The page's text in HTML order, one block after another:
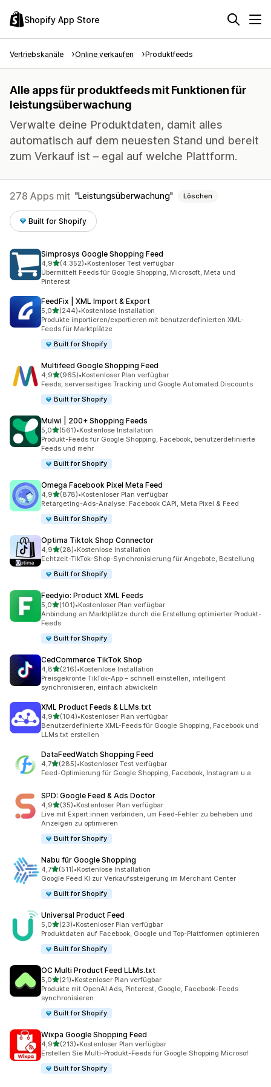
Shopify App Store
Vertriebskanäle Online verkaufen Produktfeeds
Alle apps für produktfeeds mit Funktionen für
leistungsüberwachung
Verwalte deine Produktdaten, damit alles
automatisch auf dem neuesten Stand und bereit
zum Verkauf ist – egal auf welche Plattform.
278 Apps mit Leistungsüberwachung Löschen
Built for Shopify
Simprosys Google Shopping Feed
4,9von 5 Sternen
(4.352)
4352 Rezensionen insgesamt
•Kostenloser Test verfügbar
Übermittelt Feeds für Google Shopping, Microsoft, Meta und
Pinterest
FeedFix | XML Import & Export
5,0von 5 Sternen
(244)
244 Rezensionen insgesamt
•Kostenlose Installation
Produkte importieren/exportieren mit benutzerdefinierten XML-
Feeds für Marktplätze
Built for Shopify
Multifeed Google Shopping Feed
4,9von 5 Sternen
(965)
965 Rezensionen insgesamt
•Kostenloser Plan verfügbar
Feeds, serverseitiges Tracking und Google Automated Discounts
Built for Shopify
Mulwi | 200+ Shopping Feeds
5,0von 5 Sternen
(561)
561 Rezensionen insgesamt
•Kostenlose Installation
Produkt-Feeds für Google Shopping, Facebook, benutzerdefinierte
Feeds und mehr
Built for Shopify
Omega Facebook Pixel Meta Feed
4,9von 5 Sternen
(878)
878 Rezensionen insgesamt
•Kostenloser Plan verfügbar
Retargeting-Ads-Analyse: Facebook CAPI, Meta Pixel & Feed
Built for Shopify
Optima Tiktok Shop Connector
4,9von 5 Sternen
(28)
28 Rezensionen insgesamt
•Kostenlose Installation
Echtzeit-TikTok-Shop-Synchronisierung für Angebote, Bestellung
Built for Shopify
Feedyio: Product XML Feeds
5,0von 5 Sternen
(101)
101 Rezensionen insgesamt
•Kostenloser Plan verfügbar
Anbindung an Marktplätze durch die Erstellung optimierter Produkt-
Feeds
Built for Shopify
CedCommerce TikTok Shop
4,8von 5 Sternen
(216)
216 Rezensionen insgesamt
•Kostenlose Installation
Preisgekrönte TikTok-App – schnell einstellen, intelligent
synchronisieren, einfach abwickeln
XML Product Feeds & LLMs.txt
4,9von 5 Sternen
(104)
104 Rezensionen insgesamt
•Kostenloser Plan verfügbar
Benutzerdefinierte XML-Feeds für Google Shopping, Facebook und
LLMs.txt erstellen
DataFeedWatch Shopping Feed
4,7von 5 Sternen
(285)
285 Rezensionen insgesamt
•Kostenloser Test verfügbar
Feed-Optimierung für Google Shopping, Facebook, Instagram u.a.
SPD: Google Feed & Ads Doctor
4,9von 5 Sternen
(35)
35 Rezensionen insgesamt
•Kostenloser Plan verfügbar
Live mit Expert:innen verbinden, um Feed-Fehler zu beheben und
Anzeigen zu optimieren
Built for Shopify
Nabu für Google Shopping
4,7von 5 Sternen
(511)
511 Rezensionen insgesamt
•Kostenlose Installation
Google Feed KI zur Verkaufssteigerung im Merchant Center
Built for Shopify
Universal Product Feed
5,0von 5 Sternen
(23)
23 Rezensionen insgesamt
•Kostenloser Plan verfügbar
Produktdaten auf Facebook, Google und Top-Plattformen optimieren
Built for Shopify
OC Multi Product Feed LLMs.txt
5,0von 5 Sternen
(21)
21 Rezensionen insgesamt
•Kostenloser Plan verfügbar
Produkte mit OpenAI Ads, Pinterest, Google, Facebook-Feeds
synchronisieren
Built for Shopify
Wixpa Google Shopping Feed
4,9von 5 Sternen
(213)
213 Rezensionen insgesamt
•Kostenloser Plan verfügbar
Erstellen Sie Multi-Produkt-Feeds für Google Shopping Microsof
Built for Shopify